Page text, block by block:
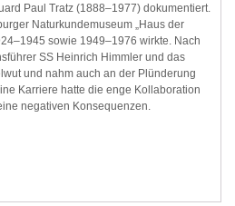
Paul Tratz (1888–1977) dokumentiert.
Naturkundemuseum „Haus der
sowie 1949–1976 wirkte. Nach
SS Heinrich Himmler und das
und nahm auch an der Plünderung
Karriere hatte die enge Kollaboration
negativen Konsequenzen.